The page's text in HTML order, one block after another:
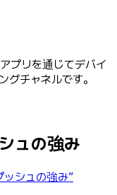
プリを通じてデバイ
グチャネルです。
ュの強み
シュの強み”